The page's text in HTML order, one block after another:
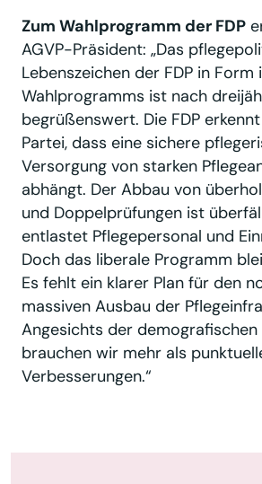
Zum Wahlprogramm der FDP
AGVP-Präsident: „Das
Lebenszeichen der FDP in Form
Wahlprogramms ist nach
begrüßenswert. Die FDP
Partei, dass eine sichere
Versorgung von starken
abhängt. Der Abbau von
und Doppelprüfungen ist
entlastet Pflegepersonal und
Doch das liberale Programm
Es fehlt ein klarer Plan für den
massiven Ausbau der
Angesichts der demografischen
brauchen wir mehr als
Verbesserungen.“